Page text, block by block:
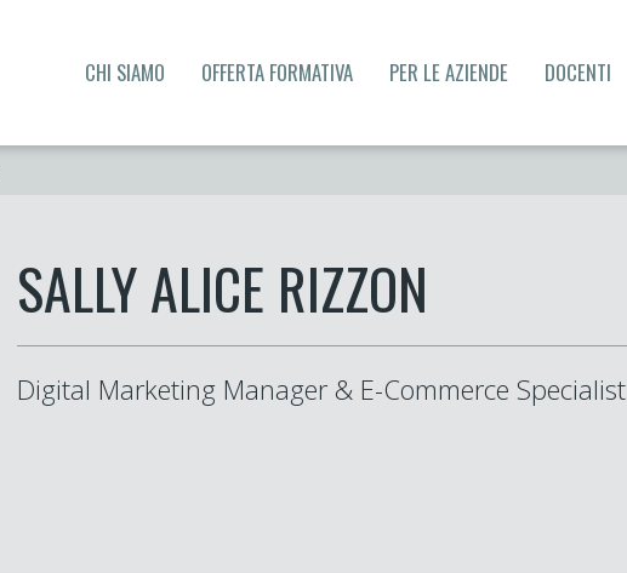
CHI SIAMO OFFERTA FORMATIVA PER LE AZIENDE DOCENTI
SALLY ALICE RIZZON
Digital Marketing Manager & E-Commerce Specialist